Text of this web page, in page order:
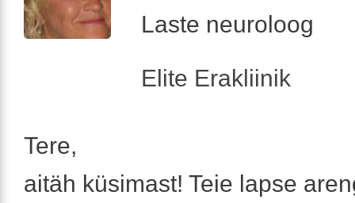
Laste neuroloog
Elite Erakliinik
Tere,
aitäh küsimast! Teie lapse